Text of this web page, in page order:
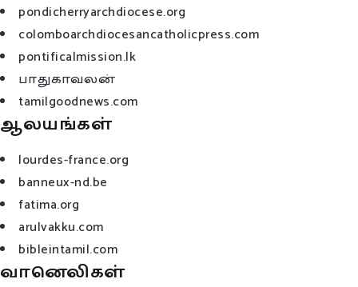
pondicherryarchdiocese.org
colomboarchdiocesancatholicpress.com
pontificalmission.lk
பாதுகாவலன்
tamilgoodnews.com
ஆலயங்கள்
lourdes-france.org
banneux-nd.be
fatima.org
arulvakku.com
bibleintamil.com
வானெலிகள்